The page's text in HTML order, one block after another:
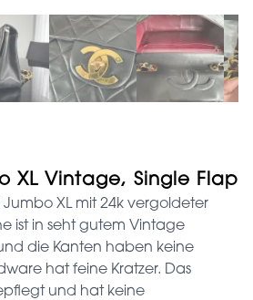
XL Vintage, Single Flap
XL mit 24k vergoldeter
ist in seht gutem Vintage
die Kanten haben keine
hat feine Kratzer. Das
und hat keine